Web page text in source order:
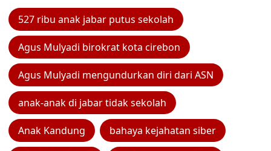
527 ribu anak jabar putus sekolah
Agus Mulyadi birokrat kota cirebon
Agus Mulyadi mengundurkan diri dari ASN
anak-anak di jabar tidak sekolah
Anak Kandung bahaya kejahatan siber